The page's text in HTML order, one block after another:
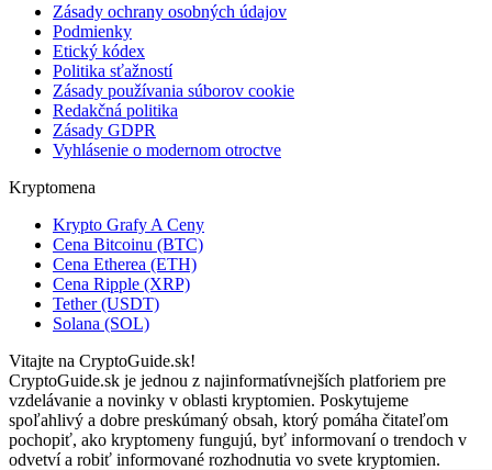
Zásady ochrany osobných údajov
Podmienky
Etický kódex
Politika sťažností
Zásady používania súborov cookie
Redakčná politika
Zásady GDPR
Vyhlásenie o modernom otroctve
Kryptomena
Krypto Grafy A Ceny
Cena Bitcoinu (BTC)
Cena Etherea (ETH)
Cena Ripple (XRP)
Tether (USDT)
Solana (SOL)
Vitajte na CryptoGuide.sk!
CryptoGuide.sk je jednou z najinformatívnejších platforiem pre
vzdelávanie a novinky v oblasti kryptomien. Poskytujeme
spoľahlivý a dobre preskúmaný obsah, ktorý pomáha čitateľom
pochopiť, ako kryptomeny fungujú, byť informovaní o trendoch v
odvetví a robiť informované rozhodnutia vo svete kryptomien.